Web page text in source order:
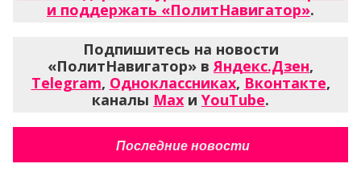
и поддержать «ПолитНавигатор».
Подпишитесь на новости
«ПолитНавигатор» вЯндекс.Дзен,
Telegram, Одноклассниках, Вконтакте,
каналы Max и YouTube.
Последние новости